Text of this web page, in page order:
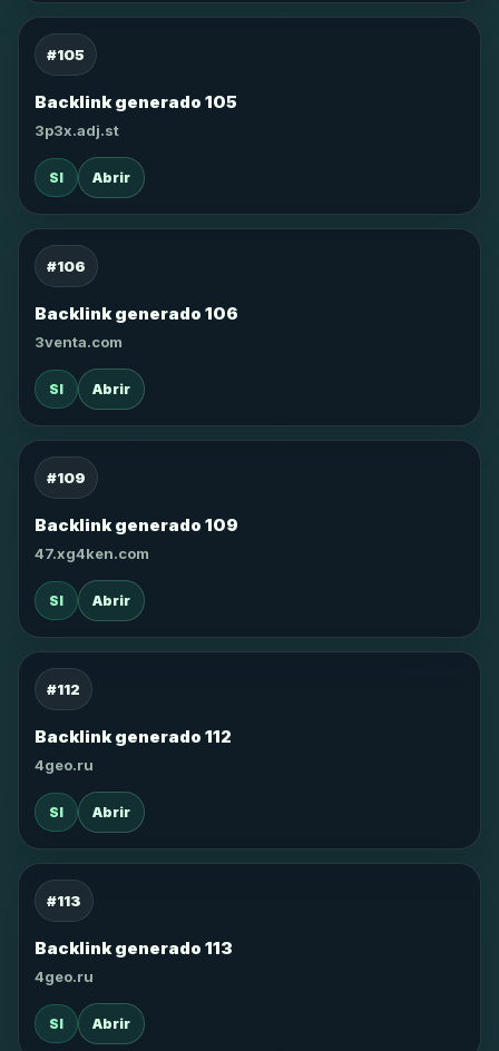
#105
Backlink generado 105
3p3x.adj.st
SI Abrir
#106
Backlink generado 106
3venta.com
SI Abrir
#109
Backlink generado 109
47.xg4ken.com
SI Abrir
#112
Backlink generado 112
4geo.ru
SI Abrir
#113
Backlink generado 113
4geo.ru
SI Abrir